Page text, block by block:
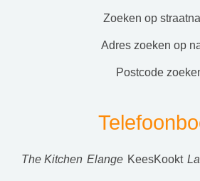
zoeken op
adres zoeken op
postcode
The Kitchen Elange KeesKookt